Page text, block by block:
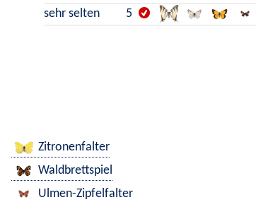
sehr selten
5
Zitronenfalter
Waldbrettspiel
Ulmen-Zipfelfalter